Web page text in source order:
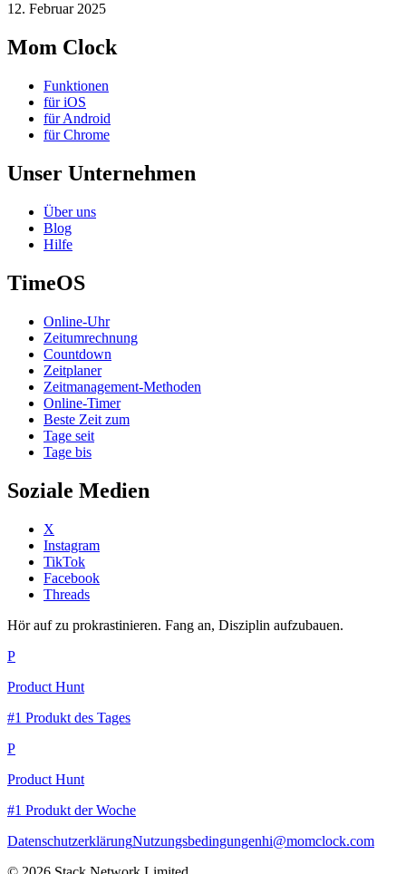
12. Februar 2025
Mom Clock
Funktionen
für iOS
für Android
für Chrome
Unser Unternehmen
Über uns
Blog
Hilfe
TimeOS
Online-Uhr
Zeitumrechnung
Countdown
Zeitplaner
Zeitmanagement-Methoden
Online-Timer
Beste Zeit zum
Tage seit
Tage bis
Soziale Medien
X
Instagram
TikTok
Facebook
Threads
Hör auf zu prokrastinieren. Fang an, Disziplin aufzubauen.
P
Product Hunt
#1 Produkt des Tages
P
Product Hunt
#1 Produkt der Woche
DatenschutzerklärungNutzungsbedingungenhi@momclock.com